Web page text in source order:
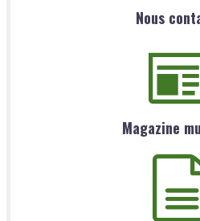
Nous
Magazine